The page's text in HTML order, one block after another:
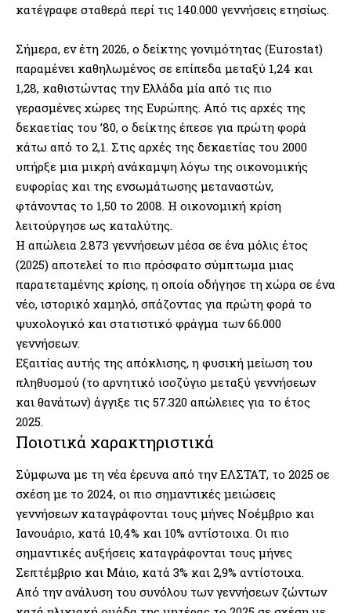
κατέγραφε σταθερά περί τις 140.000 γεννήσεις ετησίως.
Σήμερα, εν έτη 2026, ο δείκτης γονιμότητας (Eurostat)
παραμένει καθηλωμένος σε επίπεδα μεταξύ 1,24 και
1,28, καθιστώντας την Ελλάδα μία από τις πιο
γερασμένες χώρες της Ευρώπης. Από τις αρχές της
δεκαετίας του ’80, ο δείκτης έπεσε για πρώτη φορά
κάτω από το 2,1. Στις αρχές της δεκαετίας του 2000
υπήρξε μια μικρή ανάκαμψη λόγω της οικονομικής
ευφορίας και της ενσωμάτωσης μεταναστών,
φτάνοντας το 1,50 το 2008. Η οικονομική κρίση
λειτούργησε ως καταλύτης.
Η απώλεια 2.873 γεννήσεων μέσα σε ένα μόλις έτος
(2025) αποτελεί το πιο πρόσφατο σύμπτωμα μιας
παρατεταμένης κρίσης, η οποία οδήγησε τη χώρα σε ένα
νέο, ιστορικό χαμηλό, σπάζοντας για πρώτη φορά το
ψυχολογικό και στατιστικό φράγμα των 66.000
γεννήσεων.
Εξαιτίας αυτής της απόκλισης, η φυσική μείωση του
πληθυσμού (το αρνητικό ισοζύγιο μεταξύ γεννήσεων
και θανάτων) άγγιξε τις 57.320 απώλειες για το έτος
2025.
Ποιοτικά χαρακτηριστικά
Σύμφωνα με τη νέα έρευνα από την ΕΛΣΤΑΤ, το 2025 σε
σχέση με το 2024, οι πιο σημαντικές μειώσεις
γεννήσεων καταγράφονται τους μήνες Νοέμβριο και
Ιανουάριο, κατά 10,4% και 10% αντίστοιχα. Οι πιο
σημαντικές αυξήσεις καταγράφονται τους μήνες
Σεπτέμβριο και Μάιο, κατά 3% και 2,9% αντίστοιχα.
Από την ανάλυση του συνόλου των γεννήσεων ζώντων